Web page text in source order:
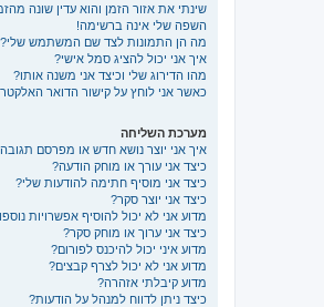
שינתי את אזור הזמן והוא עדין שונה
השפה שלי אינה ברשימה!
מה הן התמונות לצד שם המשתמש שלי?
איך אני יכול להציג סמל אישי?
מהו הדירוג שלי וכיצד אני משנה אותו?
כאשר אני לוחץ על קישור הדואר
מערכת השליחה
איך אני יוצר נושא חדש או מפרסם
כיצד אני עורך או מוחק הודעה?
כיצד אני מוסיף חתימה להודעות שלי?
כיצד אני יוצר סקר?
מדוע אני לא יכול להוסיף אפשרויות
כיצד אני ערוך או מוחק סקר?
מדוע איני יכול להיכנס לפורום?
מדוע אני לא יכול לצרף קבצים?
מדוע קיבלתי אזהרה?
כיצד ניתן לדווח למנהל על הודעות?